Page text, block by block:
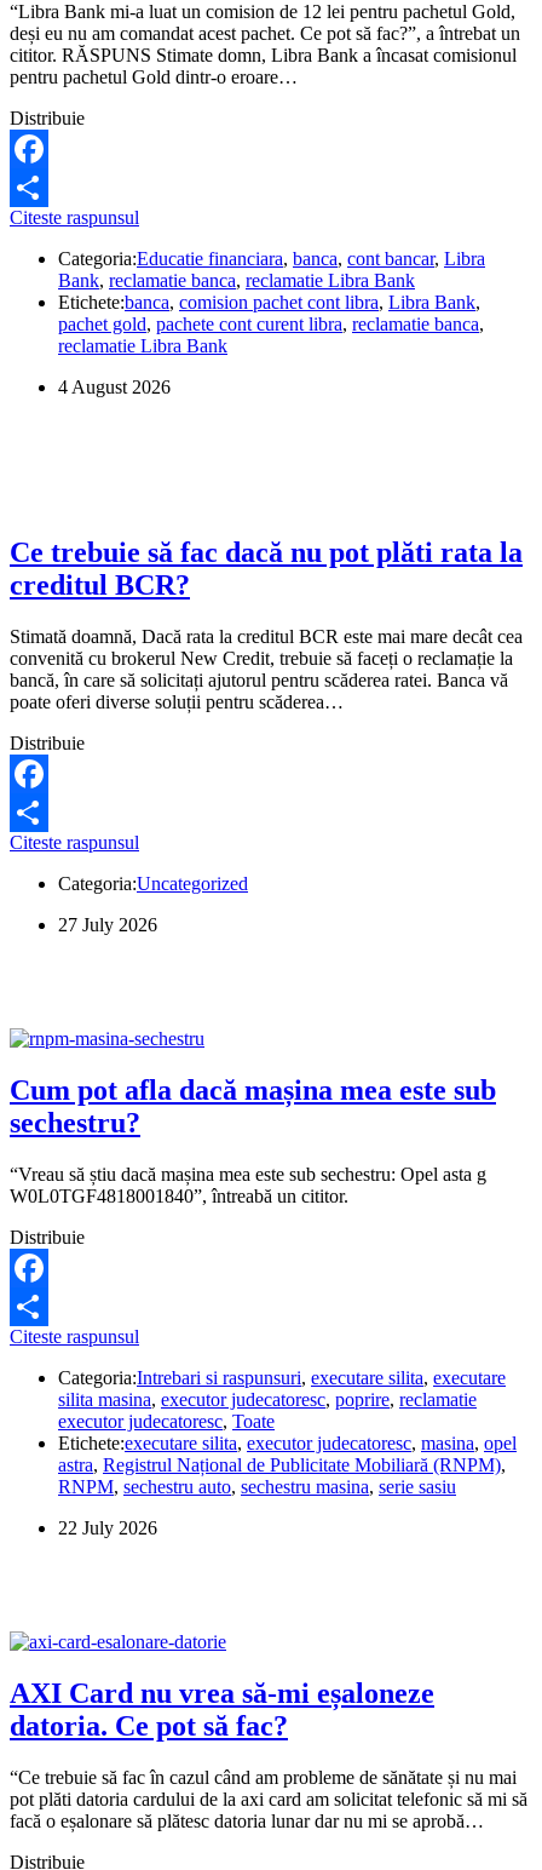
“Libra Bank mi-a luat un comision de 12 lei pentru pachetul Gold,
deși eu nu am comandat acest pachet. Ce pot să fac?”, a întrebat un
cititor. RĂSPUNS Stimate domn, Libra Bank a încasat comisionul
pentru pachetul Gold dintr-o eroare…
Distribuie
Facebook
Share
Citeste raspunsul
mi
s-
a
luat
comision
pachetul
Categoria:Educatie financiara, banca, cont bancar, Libra
Bank, reclamatie banca, reclamatie Libra Bank
Etichete:banca, comision pachet cont libra, Libra Bank,
pachet gold, pachete cont curent libra, reclamatie banca,
reclamatie Libra Bank
4 August 2026
Ce trebuie să fac dacă nu pot plăti rata la
creditul BCR?
Stimată doamnă, Dacă rata la creditul BCR este mai mare decât cea
convenită cu brokerul New Credit, trebuie să faceți o reclamație la
bancă, în care să solicitați ajutorul pentru scăderea ratei. Banca vă
poate oferi diverse soluții pentru scăderea…
Distribuie
Facebook
Share
Citeste raspunsul
să
dacă
la
BCR?
Categoria:Uncategorized
27 July 2026
Cum pot afla dacă mașina mea este sub
sechestru?
“Vreau să știu dacă mașina mea este sub sechestru: Opel asta g
W0L0TGF4818001840”, întreabă un cititor.
Distribuie
Facebook
Share
Citeste raspunsul
afla
dacă
mașina
mea
este
sub
Categoria:Intrebari si raspunsuri, executare silita, executare
silita masina, executor judecatoresc, poprire, reclamatie
executor judecatoresc, Toate
Etichete:executare silita, executor judecatoresc, masina, opel
astra, Registrul Național de Publicitate Mobiliară (RNPM),
RNPM, sechestru auto, sechestru masina, serie sasiu
22 July 2026
AXI Card nu vrea să-mi eșaloneze
datoria. Ce pot să fac?
“Ce trebuie să fac în cazul când am probleme de sănătate și nu mai
pot plăti datoria cardului de la axi card am solicitat telefonic să mi să
facă o eșalonare să plătesc datoria lunar dar nu mi se aprobă…
Distribuie